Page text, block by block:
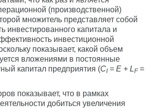
(производственной)
множитель представляет собой
инвестированного капитала и
инвестиционной
показывает, какой объем
вложениями в постоянные
капитал предприятия (CI = E + LF=
показывает, что в рамках
добиться увеличения